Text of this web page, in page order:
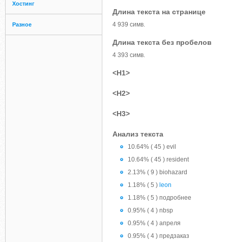
Хостинг
Разное
Длина текста на странице
4 939 симв.
Длина текста без пробелов
4 393 симв.
<H1>
<H2>
<H3>
Анализ текста
10.64% ( 45 ) evil
10.64% ( 45 ) resident
2.13% ( 9 ) biohazard
1.18% ( 5 ) leon
1.18% ( 5 ) подробнее
0.95% ( 4 ) nbsp
0.95% ( 4 ) апреля
0.95% ( 4 ) предзаказ